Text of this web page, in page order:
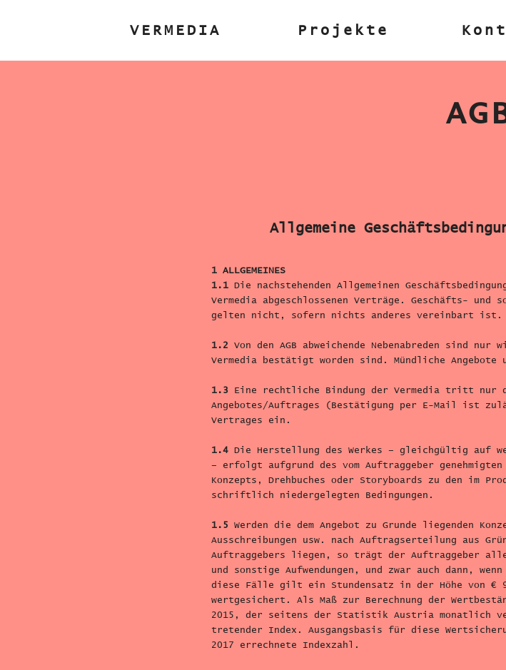
VERMEDIA Projekte
Allgemeine
1 ALLGEMEINES
1.1 Die nachstehenden Allgemeinen
Vermedia abgeschlossenen Verträge. Geschäfts- und
gelten nicht, sofern nichts anderes vereinbart ist.
1.2 Von den AGB abweichende Nebenabreden sind
Vermedia bestätigt worden sind. Mündliche Angebote
1.3 Eine rechtliche Bindung der Vermedia tritt nur
Angebotes/Auftrages (Bestätigung per E-Mail ist
Vertrages ein.
1.4 Die Herstellung des Werkes – gleichgültig auf
– erfolgt aufgrund des vom Auftraggeber
Konzepts, Drehbuches oder Storyboards zu den im
schriftlich niedergelegten Bedingungen.
1.5 Werden die dem Angebot zu Grunde liegenden
Ausschreibungen usw. nach Auftragserteilung aus
Auftraggebers liegen, so trägt der Auftraggeber alle
und sonstige Aufwendungen, und zwar auch dann,
diese Fälle gilt ein Stundensatz in der Höhe von
wertgesichert. Als Maß zur Berechnung der
2015, der seitens der Statistik Austria monatlich
tretender Index. Ausgangsbasis für diese
2017 errechnete Indexzahl.